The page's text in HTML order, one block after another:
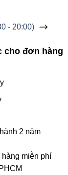
- 20:00)
cho đơn hàng
2 năm
hàng miễn phí